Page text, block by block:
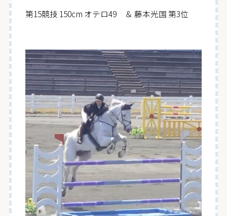
第15競技 150cm オテロ49 ＆ 藤本光国 第3位